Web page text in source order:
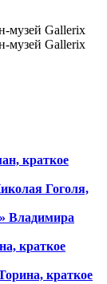
краткое
Гоголя,
Владимира
краткое
краткое